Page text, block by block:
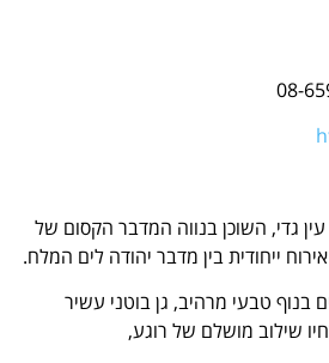
08-
עין גדי, השוכן בנווה המדבר הקסום של
אירוח ייחודית בין מדבר יהודה לים המלח.
בנוף טבעי מרהיב, גן בוטני עשיר
שילוב מושלם של רוגע,